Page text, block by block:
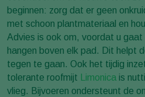
beginnen: zorg dat er geen
met schoon plantmateriaal en
Advies is ook om, voordat u gaat
hangen boven elk pad. Dit helpt
tegen te gaan. Ook het tijdig
tolerante roofmijt
Limonica is
vlieg. Bijvoeren ondersteunt de